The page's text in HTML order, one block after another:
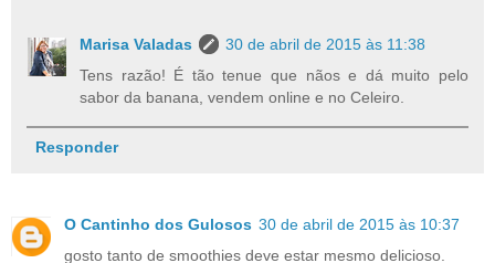
Marisa Valadas
30 de abril de 2015 às 11:38
Tens razão! É tão tenue que nãos e dá muito pelo
sabor da banana, vendem online e no Celeiro.
Responder
O Cantinho dos Gulosos 30 de abril de 2015 às 10:37
gosto tanto de smoothies deve estar mesmo delicioso.